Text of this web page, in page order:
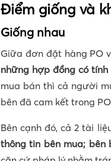
Điểm giống và
Giống nhau
Giữa đơn đặt hàng PO
những hợp đồng có
mua bán thì cả người
bên đã cam kết trong
Bên cạnh đó, cả 2 tài
thông tin bên mua; bên